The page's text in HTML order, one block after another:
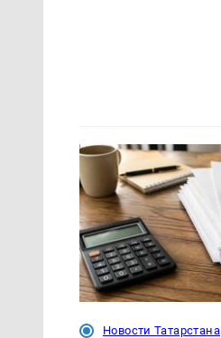
Новости Татарстана